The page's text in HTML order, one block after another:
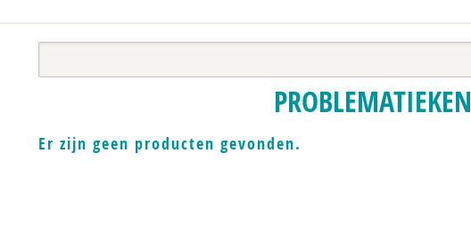
PROBLEMATIEKEN
Er zijn geen producten gevonden.